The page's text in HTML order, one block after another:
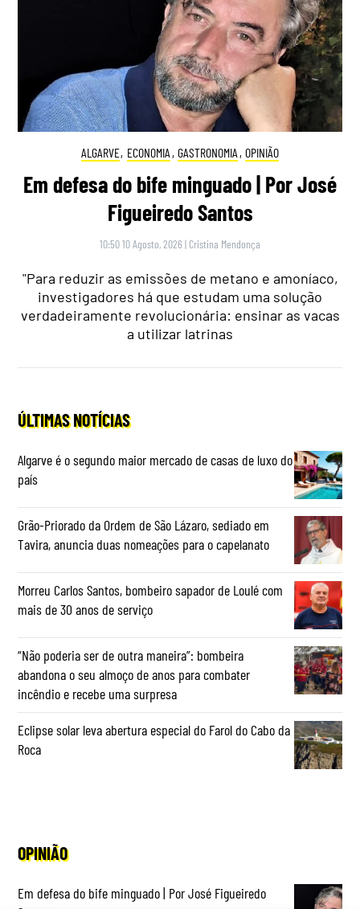
ALGARVE, ECONOMIA , GASTRONOMIA , OPINIÃO
Em defesa do bife minguado | Por José
Figueiredo Santos
10:50 10 Agosto, 2026 | Cristina Mendonça
"Para reduzir as emissões de metano e amoníaco,
investigadores há que estudam uma solução
verdadeiramente revolucionária: ensinar as vacas
a utilizar latrinas
ÚLTIMAS NOTÍCIAS
Algarve é o segundo maior mercado de casas de luxo do
país
Grão-Priorado da Ordem de São Lázaro, sediado em
Tavira, anuncia duas nomeações para o capelanato
Morreu Carlos Santos, bombeiro sapador de Loulé com
mais de 30 anos de serviço
“Não poderia ser de outra maneira”: bombeira
abandona o seu almoço de anos para combater
incêndio e recebe uma surpresa
Eclipse solar leva abertura especial do Farol do Cabo da
Roca
OPINIÃO
Em defesa do bife minguado | Por José Figueiredo